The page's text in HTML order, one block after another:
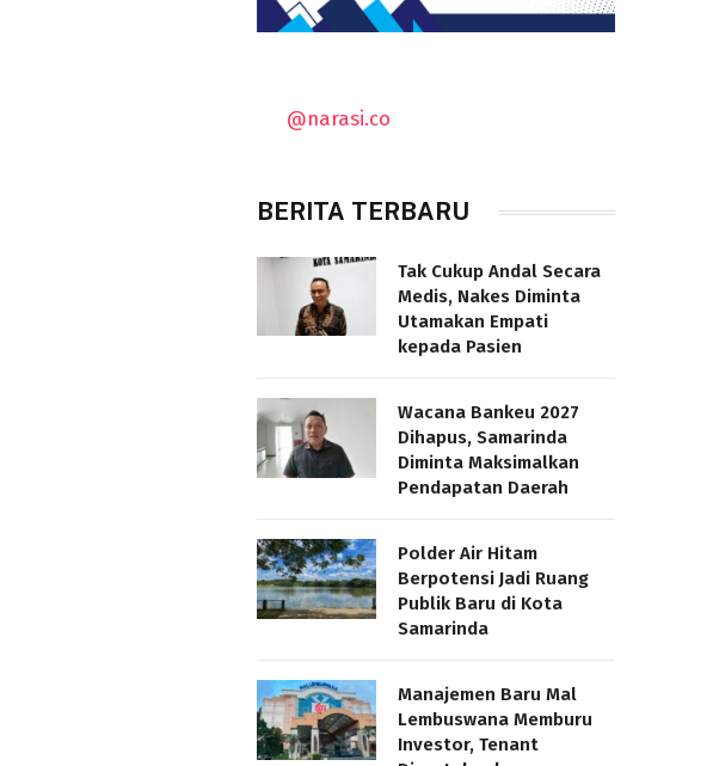
@narasi.co
BERITA TERBARU
Tak Cukup Andal Secara
Medis, Nakes Diminta
Utamakan Empati
kepada Pasien
Wacana Bankeu 2027
Dihapus, Samarinda
Diminta Maksimalkan
Pendapatan Daerah
Polder Air Hitam
Berpotensi Jadi Ruang
Publik Baru di Kota
Samarinda
Manajemen Baru Mal
Lembuswana Memburu
Investor, Tenant